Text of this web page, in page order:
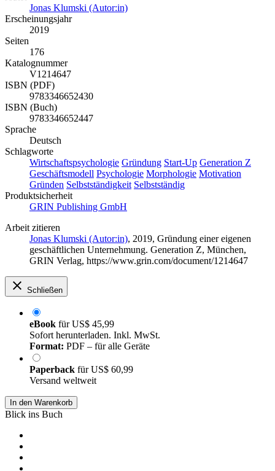
Jonas Klumski (Autor:in)
Erscheinungsjahr
2019
Seiten
176
Katalognummer
V1214647
ISBN (PDF)
9783346652430
ISBN (Buch)
9783346652447
Sprache
Deutsch
Schlagworte
Wirtschaftspsychologie Gründung Start-Up Generation Z
Geschäftsmodell Psychologie Morphologie Motivation
Gründen Selbstständigkeit Selbstständig
Produktsicherheit
GRIN Publishing GmbH
Arbeit zitieren
Jonas Klumski (Autor:in), 2019, Gründung einer eigenen
geschäftlichen Unternehmung. Generation Z, München,
GRIN Verlag, https://www.grin.com/document/1214647
Schließen
eBook fürUS$ 45,99
Sofort herunterladen. Inkl. MwSt.
Format: PDF – für alle Geräte
Paperback fürUS$ 60,99
Versand weltweit
In den Warenkorb
Blick ins Buch